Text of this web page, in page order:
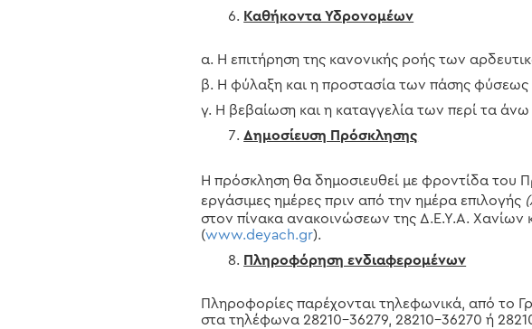
Καθήκοντα Υδρονομέων
α. Η επιτήρηση της κανονικής ροής των
β. Η φύλαξη και η προστασία των πάσης φύσεως
γ. Η βεβαίωση και η καταγγελία των περί τα άνω
Δημοσίευση Πρόσκλησης
Η πρόσκληση θα δημοσιευθεί με φροντίδα του
εργάσιμες ημέρες πριν από την ημέρα επιλογής
στον πίνακα ανακοινώσεων της Δ.Ε.Υ.Α. Χανίων
(www.deyach.gr).
Πληροφόρηση ενδιαφερομένων
Πληροφορίες παρέχονται τηλεφωνικά, από το
στα τηλέφωνα 28210-36279, 28210-36270 ή